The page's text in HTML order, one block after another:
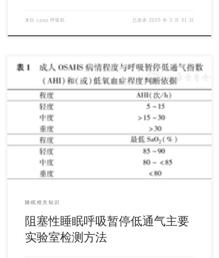
来自 cpap 呼吸机 已发表2025 年 3 月 31 日
五、主要实验室检测方法(一) 多导睡眠图 (polysomnography，
PSG) 监测 1．整夜 […]
睡眠相关知识
阻塞性睡眠呼吸暂停低通气主要
实验室检测方法